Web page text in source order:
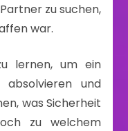
zu suchen,
war.
lernen, um ein
absolvieren und
was Sicherheit
zu welchem